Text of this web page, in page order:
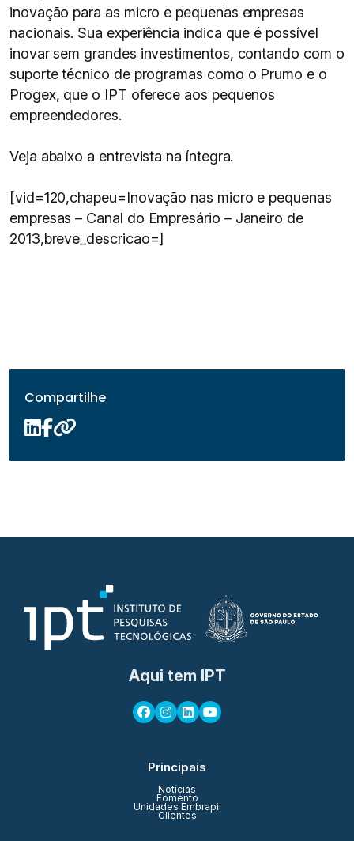
inovação para as micro e pequenas empresas
nacionais. Sua experiência indica que é possível
inovar sem grandes investimentos, contando com o
suporte técnico de programas como o Prumo e o
Progex, que o IPT oferece aos pequenos
empreendedores.
Veja abaixo a entrevista na íntegra.
[vid=120,chapeu=Inovação nas micro e pequenas
empresas – Canal do Empresário – Janeiro de
2013,breve_descricao=]
Compartilhe
Aqui tem IPT
Principais
Notícias
Fomento
Unidades Embrapii
Clientes